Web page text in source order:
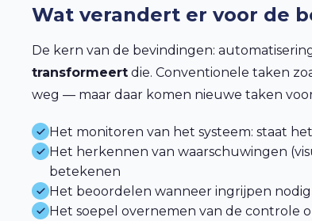
Wat verandert er voor de
De kern van de bevindingen:
transformeert die. Conventionele taken
weg — maar daar komen nieuwe taken
Het monitoren van het systeem: staat
Het herkennen van waarschuwingen
betekenen
Het beoordelen wanneer ingrijpen
Het soepel overnemen van de controle